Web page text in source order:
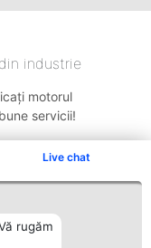
Live chat
rugăm
industrie
motorul
servicii!